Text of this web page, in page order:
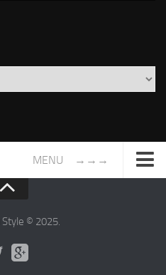
MENU →→→
© 2025.